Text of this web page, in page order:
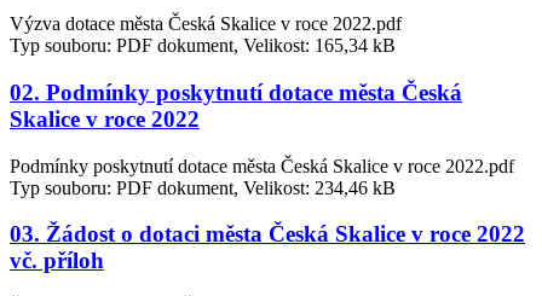
Výzva dotace města Česká Skalice v roce 2022.pdf
Typ souboru: PDF dokument, Velikost: 165,34 kB
02. Podmínky poskytnutí dotace města Česká
Skalice v roce 2022
Podmínky poskytnutí dotace města Česká Skalice v roce 2022.pdf
Typ souboru: PDF dokument, Velikost: 234,46 kB
03. Žádost o dotaci města Česká Skalice v roce 2022
vč. příloh